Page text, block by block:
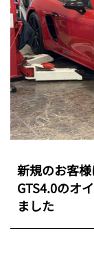
新規のお客
GTS4.0のオ
ました